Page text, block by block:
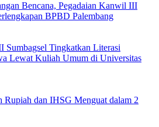
Bencana, Pegadaian Kanwil III
BPBD Palembang
Sumbagsel Tingkatkan Literasi
Lewat Kuliah Umum di Universitas
dan IHSG Menguat dalam 2